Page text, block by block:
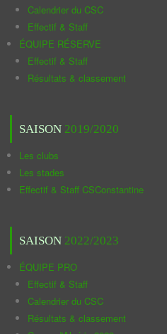
Calendrier du CSC
Effectif & Staff
ÉQUIPE RÉSERVE
Effectif & Staff
Résultats & classement
SAISON 2019/2020
Les clubs
Les stades
Effectif & Staff CSConstantine
SAISON 2022/2023
ÉQUIPE PRO
Effectif & Staff
Calendrier du CSC
Résultats & classement